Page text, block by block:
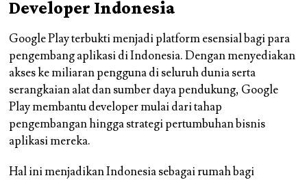
Developer Indonesia
Google Play terbukti menjadi platform esensial bagi para
pengembang aplikasi di Indonesia. Dengan menyediakan
akses ke miliaran pengguna di seluruh dunia serta
serangkaian alat dan sumber daya pendukung, Google
Play membantu developer mulai dari tahap
pengembangan hingga strategi pertumbuhan bisnis
aplikasi mereka.
Hal ini menjadikan Indonesia sebagai rumah bagi